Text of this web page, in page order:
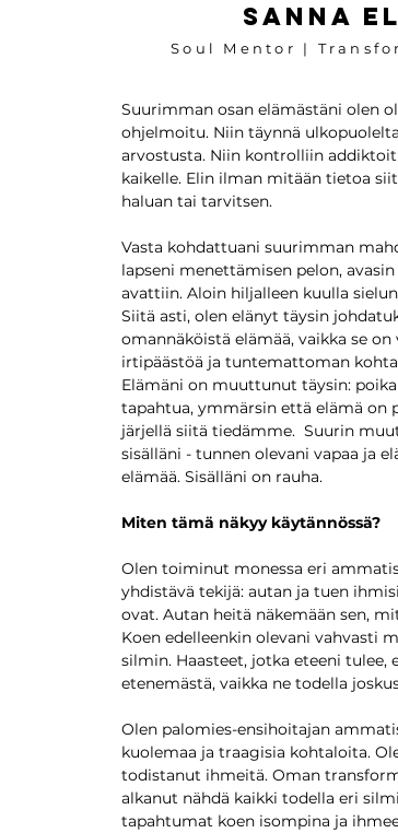
Sanna
Soul Mentor |
Suurimman osan elämästäni olen
ohjelmoitu. Niin täynnä
arvostusta. Niin kontrolliin
kaikelle. Elin ilman mitään tietoa
haluan tai tarvitsen.
Vasta kohdattuani suurimman
lapseni menettämisen pelon,
avattiin. Aloin hiljalleen kuulla
Siitä asti, olen elänyt täysin
omannäköistä elämää, vaikka se
irtipäästöä ja tuntemattoman
Elämäni on muuttunut täysin:
tapahtua, ymmärsin että elämä on
järjellä siitä tiedämme. Suurin
sisälläni - tunnen olevani vapaa ja
elämää. Sisälläni on rauha.
Miten tämä näkyy käytännössä?
Olen toiminut monessa eri
yhdistävä tekijä: autan ja tuen
ovat. Autan heitä näkemään sen,
Koen edelleenkin olevani vahvasti
silmin. Haasteet, jotka eteeni tulee,
etenemästä, vaikka ne todella
Olen palomies-ensihoitajan
kuolemaa ja traagisia kohtaloita.
todistanut ihmeitä. Oman
alkanut nähdä kaikki todella eri
tapahtumat koen isompina ja